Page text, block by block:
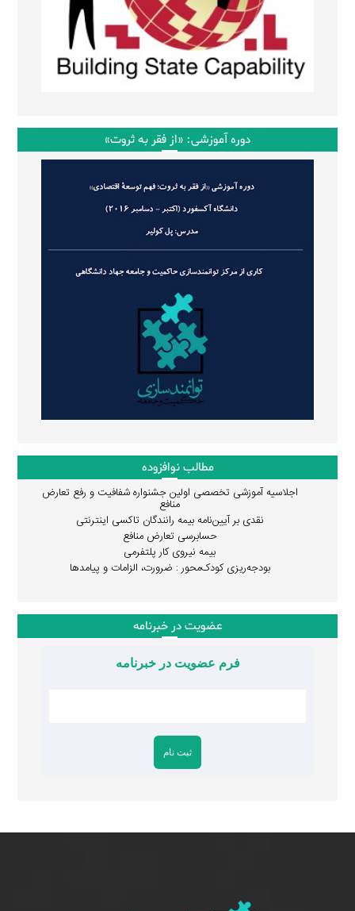
دوره آموزشی: «از فقر به ثروت»
مطالب نوافزوده
اجلاسیه آموزشی تخصصی اولین جشنواره شفافیت و رفع تعارض
منافع
نقدی بر آیین‌نامه بیمه رانندگان تاکسی اینترنتی
حسابرسی تعارض منافع
بیمه نیروی کار پلتفرمی
بودجه‌ریزی کودک‌محور : ضرورت، الزامات و پیامدها
عضویت در خبرنامه
فرم عضویت در خبرنامه